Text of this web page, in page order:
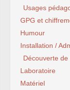
Usages
GPG et
Humour
Installation /
Découverte de
Laboratoire
Matériel